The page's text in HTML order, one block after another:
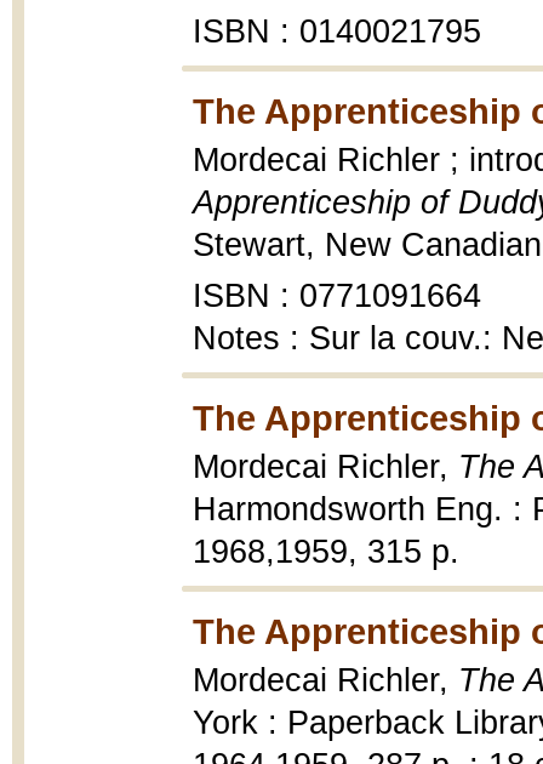
ISBN : 0140021795
The Apprenticeship
Mordecai Richler ;
Apprenticeship of
Stewart, New
ISBN : 0771091664
Notes : Sur la couv.:
The Apprenticeship
Mordecai Richler, The
Harmondsworth Eng. :
1968,1959, 315 p.
The Apprenticeship
Mordecai Richler, The
York : Paperback